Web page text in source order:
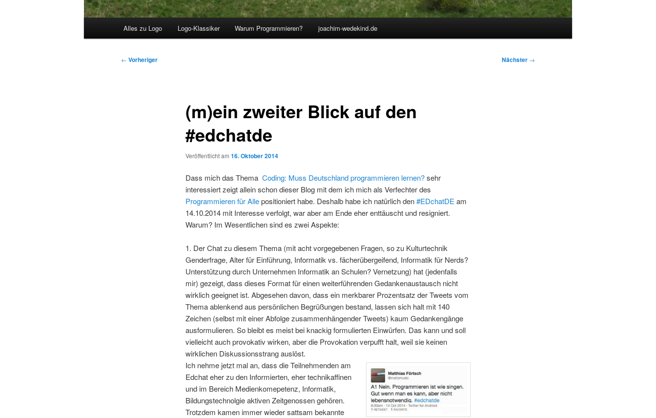
Alles zu Logo Logo-Klassiker Warum Programmieren? joachim-wedekind.de
Beitragsnavigation
← Vorheriger Nächster →
(m)ein zweiter Blick auf den
#edchatde
Veröffentlicht am 16. Oktober 2014
Dass mich das Thema Coding: Muss Deutschland programmieren lernen?sehr
interessiert zeigt allein schon dieser Blog mit dem ich mich als Verfechter des
Programmieren für Allepositioniert habe. Deshalb habe ich natürlich den#EDchatDE am
14.10.2014 mit Interesse verfolgt, war aber am Ende eher enttäuscht und resigniert.
Warum? Im Wesentlichen sind es zwei Aspekte:
1. Der Chat zu diesem Thema (mit acht vorgegebenen Fragen, so zu Kulturtechnik
Genderfrage, Alter für Einführung, Informatik vs. fächerübergeifend, Informatik für Nerds?
Unterstützung durch Unternehmen Informatik an Schulen? Vernetzung) hat (jedenfalls
mir) gezeigt, dass dieses Format für einen weiterführenden Gedankenaustausch nicht
wirklich geeignet ist. Abgesehen davon, dass ein merkbarer Prozentsatz der Tweets vom
Thema ablenkend aus persönlichen Begrüßungen bestand, lassen sich halt mit 140
Zeichen (selbst mit einer Abfolge zusammenhängender Tweets) kaum Gedankengänge
ausformulieren. So bleibt es meist bei knackig formulierten Einwürfen. Das kann und soll
vielleicht auch provokativ wirken, aber die Provokation verpufft halt, weil sie keinen
wirklichen Diskussionsstrang auslöst.
Ich nehme jetzt mal an, dass die Teilnehmendenam
Edchat eher zu den Informierten, eher technikaffinen
und im Bereich Medienkomepetenz, Informatik,
Bildungstechnolgie aktiven Zeitgenossen gehören.
Trotzdem kamen immer wieder sattsam bekannte